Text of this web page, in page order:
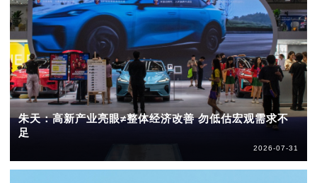
朱天：高新产业亮眼≠整体经济改善 勿低估宏观需求不
足
2026-07-31